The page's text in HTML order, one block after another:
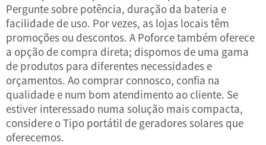
Pergunte sobre potência, duração da bateria e
facilidade de uso. Por vezes, as lojas locais têm
promoções ou descontos. A Poforce também oferece
a opção de compra direta; dispomos de uma gama
de produtos para diferentes necessidades e
orçamentos. Ao comprar connosco, confia na
qualidade e num bom atendimento ao cliente. Se
estiver interessado numa solução mais compacta,
considere oTipo portátil de geradores solares que
oferecemos.